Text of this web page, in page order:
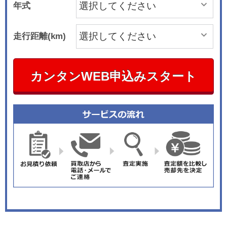
年式
走行距離(km)
カンタンWEB申込みスタート